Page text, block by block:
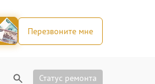
Перезвоните мне
Статус ремонта